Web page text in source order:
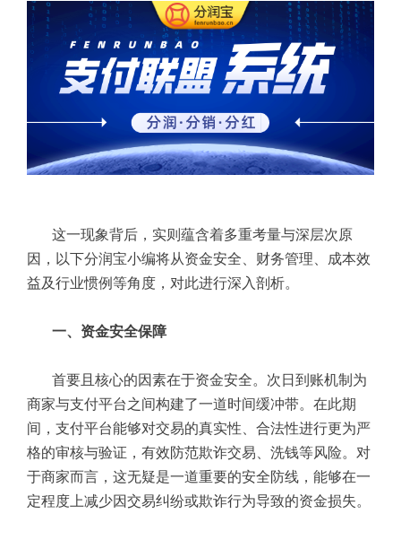
这一现象背后，实则蕴含着多重考量与深层次原
因，以下分润宝小编将从资金安全、财务管理、成本效
益及行业惯例等角度，对此进行深入剖析。
一、资金安全保障
首要且核心的因素在于资金安全。次日到账机制为
商家与支付平台之间构建了一道时间缓冲带。在此期
间，支付平台能够对交易的真实性、合法性进行更为严
格的审核与验证，有效防范欺诈交易、洗钱等风险。对
于商家而言，这无疑是一道重要的安全防线，能够在一
定程度上减少因交易纠纷或欺诈行为导致的资金损失。